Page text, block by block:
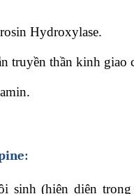
Hydroxylase.
truyền thần kinh giao
sinh (hiện diện